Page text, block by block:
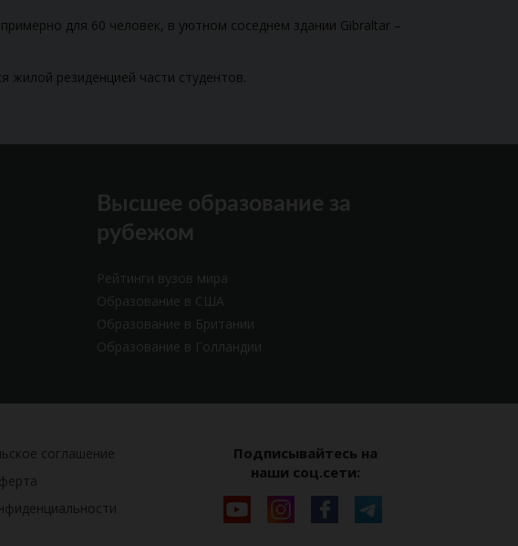
для 60 человек, в уютном соседнем здании Gibraltar –
жилой резиденцией части студентов.
Высшее образование за
рубежом
Рейтинги вузов мира
Образование в США
Образование в Британии
Образование в Голландии
соглашение
Подписывайтесь на
наши соц.сети: